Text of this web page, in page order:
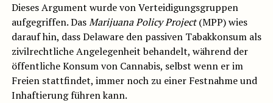
Dieses Argument wurde von Verteidigungsgruppen
aufgegriffen. DasMarijuana Policy Project(MPP) wies
darauf hin, dass Delaware den passiven Tabakkonsum als
zivilrechtliche Angelegenheit behandelt, während der
öffentliche Konsum von Cannabis, selbst wenn er im
Freien stattfindet, immer noch zu einer Festnahme und
Inhaftierung führen kann.